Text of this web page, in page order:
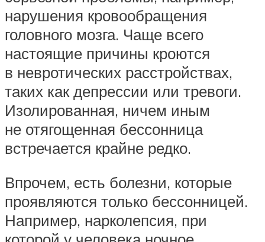
нарушения кровообращения
головного мозга. Чаще всего
настоящие причины кроются
в невротических расстройствах,
таких как депрессии или тревоги.
Изолированная, ничем иным
не отягощенная бессонница
встречается крайне редко.
Впрочем, есть болезни, которые
проявляются только бессонницей.
Например, нарколепсия, при